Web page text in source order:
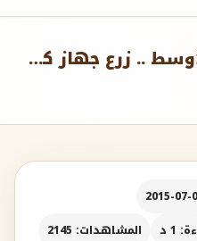
لأول مرة في الشرق الأوسط .. زرع جهاز كهربائي للقلب
2015-07-
1 د المشاهدات: 2145